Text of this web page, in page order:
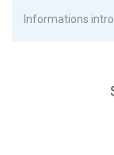
Informations